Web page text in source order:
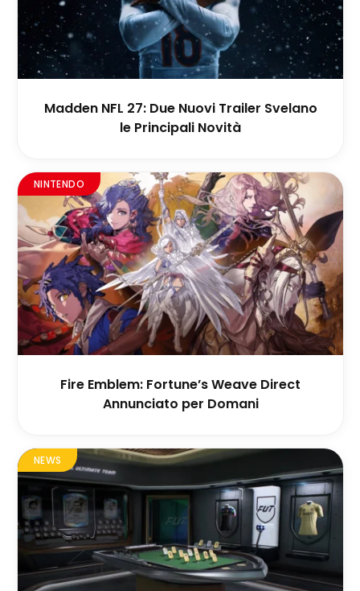
Madden NFL 27: Due Nuovi Trailer Svelano
le Principali Novità
NINTENDO
Fire Emblem: Fortune’s Weave Direct
Annunciato per Domani
NEWS